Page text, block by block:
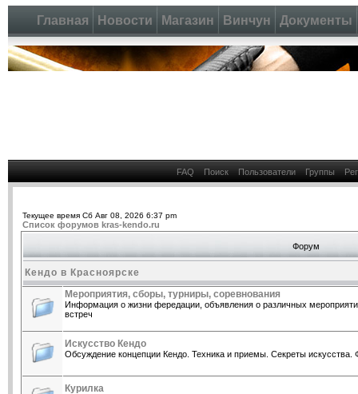
Главная Новости Магазин Винчун Документы
FAQ Поиск Пользователи Группы
Текущее время Сб Авг 08, 2026 6:37 pm
Список форумов kras-kendo.ru
Форум
Кендо в Красноярске
Мероприятия, сборы, турниры, соревнования
Информация о жизни фередации, объявления о различных
встреч
Искусство Кендо
Обсуждение концепции Кендо. Техника и приемы. Секреты искусства.
Курилка